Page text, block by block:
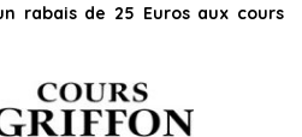
rabais de 25 Euros aux cours